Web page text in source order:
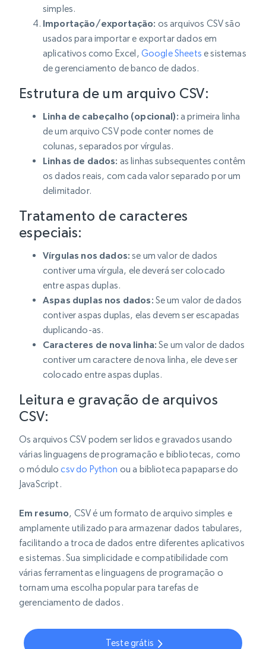
simples.
Importação/exportação: os arquivos CSV são
usados para importar e exportar dados em
aplicativos como Excel, Google Sheets e sistemas
de gerenciamento de banco de dados.
Estrutura de um arquivo CSV:
Linha de cabeçalho (opcional): a primeira linha
de um arquivo CSV pode conter nomes de
colunas, separados por vírgulas.
Linhas de dados: as linhas subsequentes contêm
os dados reais, com cada valor separado por um
delimitador.
Tratamento de caracteres
especiais:
Vírgulas nos dados: se um valor de dados
contiver uma vírgula, ele deverá ser colocado
entre aspas duplas.
Aspas duplas nos dados: Se um valor de dados
contiver aspas duplas, elas devem ser escapadas
duplicando-as.
Caracteres de nova linha: Se um valor de dados
contiver um caractere de nova linha, ele deve ser
colocado entre aspas duplas.
Leitura e gravação de arquivos
CSV:
Os arquivos CSV podem ser lidos e gravados usando
várias linguagens de programação e bibliotecas, como
o módulocsv do Python ou a biblioteca papaparse do
JavaScript.
Em resumo, CSV é um formato de arquivo simples e
amplamente utilizado para armazenar dados tabulares,
facilitando a troca de dados entre diferentes aplicativos
e sistemas. Sua simplicidade e compatibilidade com
várias ferramentas e linguagens de programação o
tornam uma escolha popular para tarefas de
gerenciamento de dados.
Teste grátis